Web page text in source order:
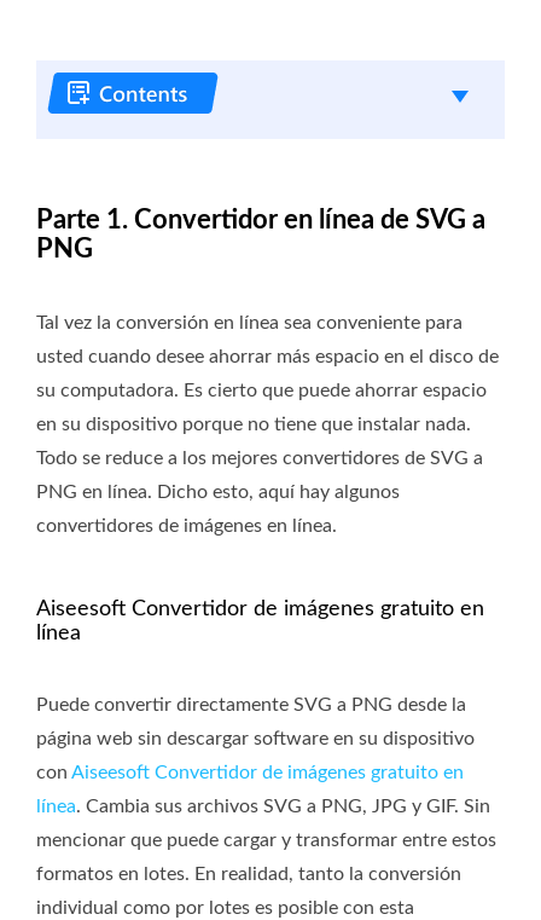
Parte 1. Convertidor en línea de SVG a
PNG
Tal vez la conversión en línea sea conveniente para
usted cuando desee ahorrar más espacio en el disco de
su computadora. Es cierto que puede ahorrar espacio
en su dispositivo porque no tiene que instalar nada.
Todo se reduce a los mejores convertidores de SVG a
PNG en línea. Dicho esto, aquí hay algunos
convertidores de imágenes en línea.
Aiseesoft Convertidor de imágenes gratuito en
línea
Puede convertir directamente SVG a PNG desde la
página web sin descargar software en su dispositivo
con Aiseesoft Convertidor de imágenes gratuito en
línea. Cambia sus archivos SVG a PNG, JPG y GIF. Sin
mencionar que puede cargar y transformar entre estos
formatos en lotes. En realidad, tanto la conversión
individual como por lotes es posible con esta